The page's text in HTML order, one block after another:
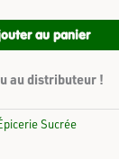
au panier
au distributeur !
Sucrée